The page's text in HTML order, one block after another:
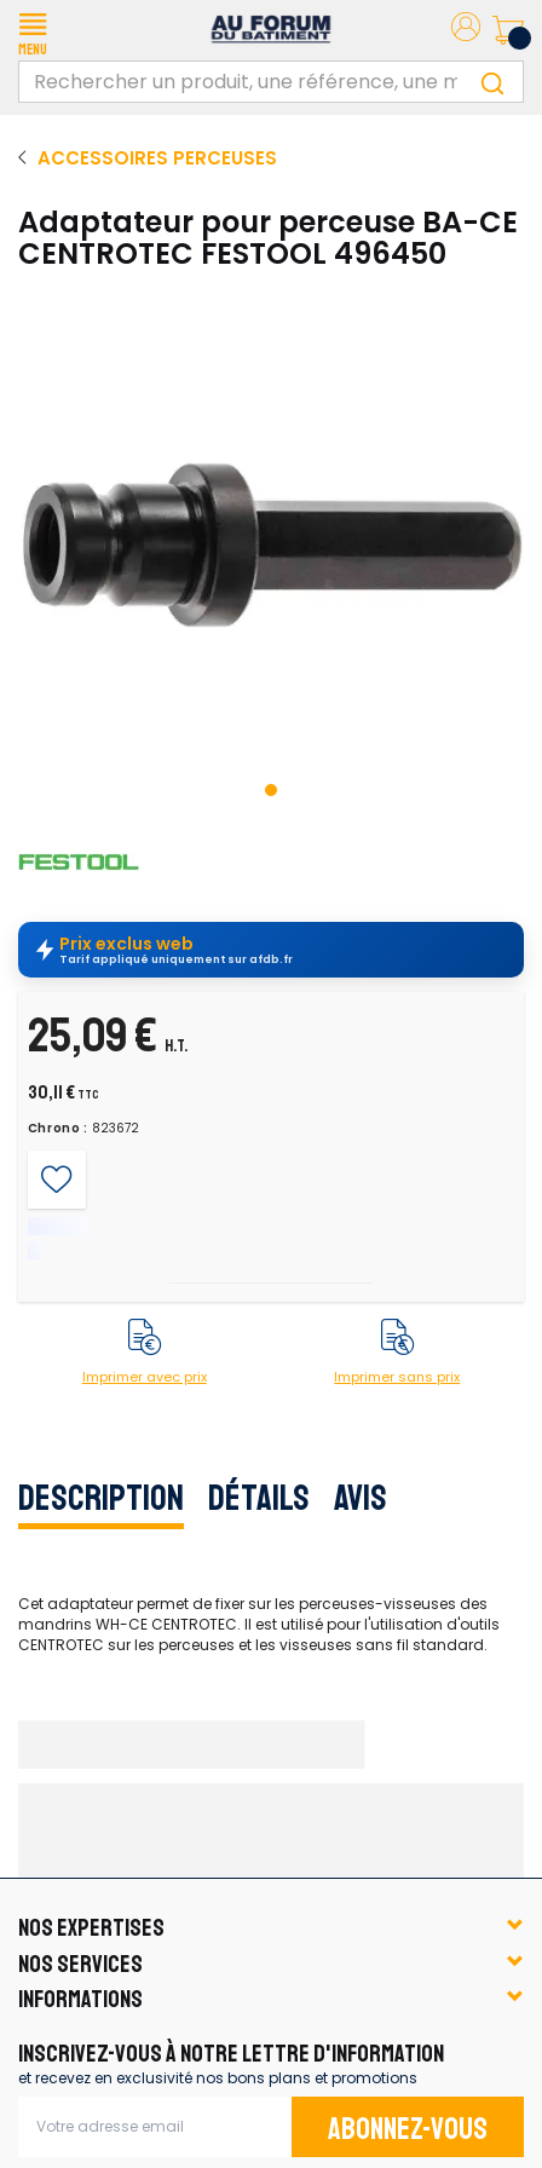
Menu
ACCESSOIRES PERCEUSES
Adaptateur pour perceuse BA-CE
CENTROTEC FESTOOL 496450
Prix exclus web
Tarif appliqué uniquement sur afdb.fr
25,09 € H.T.
30,11 € TTC
Chrono : 823672
Imprimer avec prix Imprimer sans prix
Description Détails Avis
Cet adaptateur permet de fixer sur les perceuses-visseuses des
mandrins WH-CE CENTROTEC. Il est utilisé pour l'utilisation d'outils
CENTROTEC sur les perceuses et les visseuses sans fil standard.
NOS EXPERTISES
NOS SERVICES
INFORMATIONS
INSCRIVEZ-VOUS À NOTRE LETTRE D'INFORMATION
et recevez en exclusivité nos bons plans et promotions
Abonnez-vous